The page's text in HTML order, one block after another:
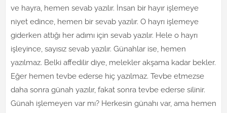
ve hayra, hemen sevab yazılır. İnsan bir hayır işlemeye
niyet edince, hemen bir sevab yazılır. O hayrı işlemeye
giderken attığı her adımı için sevab yazılır. Hele o hayrı
işleyince, sayısız sevab yazılır. Günahlar ise, hemen
yazılmaz. Belki affedilir diye, melekler akşama kadar bekler.
Eğer hemen tevbe ederse hiç yazılmaz. Tevbe etmezse
daha sonra günah yazılır, fakat sonra tevbe ederse silinir.
Günah işlemeyen var mı? Herkesin günahı var, ama hemen